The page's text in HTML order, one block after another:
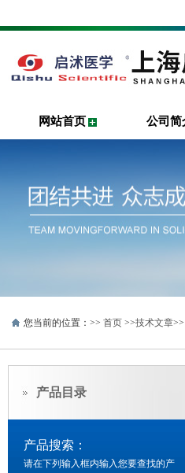
网站首页 公司简
您当前的位置：>> 首页 >>技术文章
产品目录
产品搜索：
请在下列输入框内输入您要查找的产